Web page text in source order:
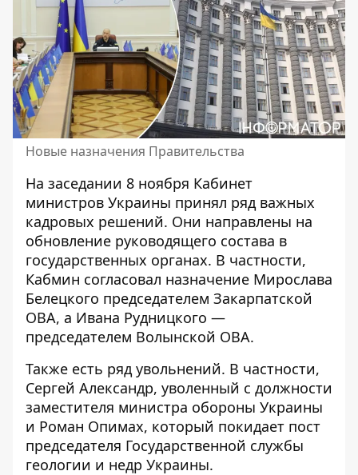
Новые назначения Правительства
На заседании 8 ноября Кабинет
министров Украины принял ряд важных
кадровых решений. Они направлены на
обновление руководящего состава в
государственных органах. В частности,
Кабмин согласовал назначение Мирослава
Белецкого председателем Закарпатской
ОВА, а Ивана Рудницкого —
председателем Волынской ОВА.
Также есть ряд увольнений. В частности,
Сергей Александр, уволенный с должности
заместителя министра обороны Украины
и Роман Опимах, который покидает пост
председателя Государственной службы
геологии и недр Украины.